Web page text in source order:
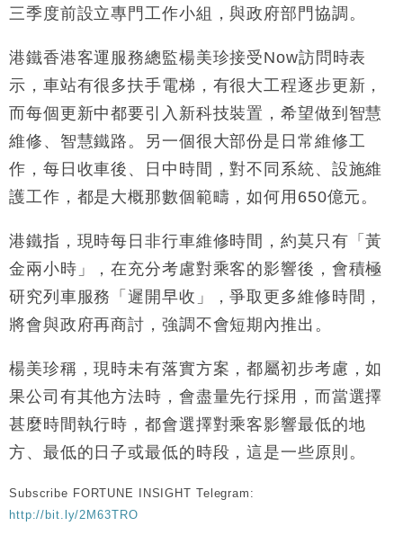
11:12
國際｜特朗普料美伊戰事快結束 承認部分彈藥庫存緊
15:59
財經｜SA售股自救後再出手 斥4億美元押注未上市公
司
三季度前設立專門工作小組，與政府部門協調。
港鐵香港客運服務總監楊美珍接受Now訪問時表
示，車站有很多扶手電梯，有很大工程逐步更新，
而每個更新中都要引入新科技裝置，希望做到智慧
維修、智慧鐵路。另一個很大部份是日常維修工
作，每日收車後、日中時間，對不同系統、設施維
護工作，都是大概那數個範疇，如何用650億元。
港鐵指，現時每日非行車維修時間，約莫只有「黃
金兩小時」，在充分考慮對乘客的影響後，會積極
研究列車服務「遲開早收」，爭取更多維修時間，
將會與政府再商討，強調不會短期內推出。
楊美珍稱，現時未有落實方案，都屬初步考慮，如
果公司有其他方法時，會盡量先行採用，而當選擇
甚麼時間執行時，都會選擇對乘客影響最低的地
方、最低的日子或最低的時段，這是一些原則。
Subscribe FORTUNE INSIGHT Telegram:
http://bit.ly/2M63TRO